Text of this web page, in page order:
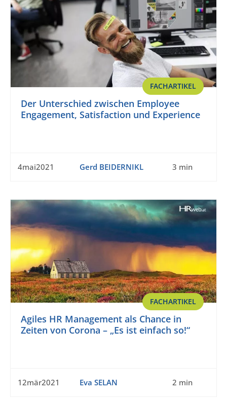
FACHARTIKEL
Der Unterschied zwischen Employee
Engagement, Satisfaction und Experience
4mai2021 Gerd BEIDERNIKL 3 min
FACHARTIKEL
Agiles HR Management als Chance in
Zeiten von Corona – „Es ist einfach so!“
12mär2021 Eva SELAN 2 min